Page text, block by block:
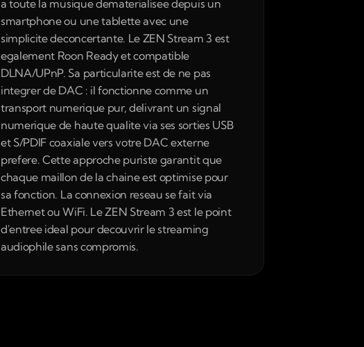
a toute la musique dematerialisee depuis un
smartphone ou une tablette avec une
simplicite deconcertante. Le ZEN Stream 3 est
egalement Roon Ready et compatible
DLNA/UPnP. Sa particularite est de ne pas
integrer de DAC : il fonctionne comme un
transport numerique pur, delivrant un signal
numerique de haute qualite via ses sorties USB
et S/PDIF coaxiale vers votre DAC externe
prefere. Cette approche puriste garantit que
chaque maillon de la chaine est optimise pour
sa fonction. La connexion reseau se fait via
Ethernet ou WiFi. Le ZEN Stream 3 est le point
d'entree ideal pour decouvrir le streaming
audiophile sans compromis.